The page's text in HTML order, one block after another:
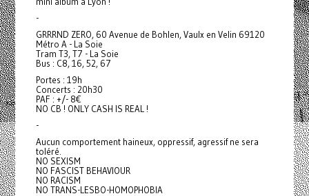
-
GRRRND ZERO, 60 Avenue de Bohlen, Vaulx en Velin 69120
Métro A - La Soie
Tram T3, T7 - La Soie
Bus : C8, 16, 52, 67
Portes : 19h
Concerts : 20h30
PAF : +/- 8€
NO CB ! ONLY CASH IS REAL !
-
Aucun comportement haineux, oppressif, agressif ne sera
toléré.
NO SEXISM
NO FASCIST BEHAVIOUR
NO RACISM
NO TRANS-LESBO-HOMOPHOBIA